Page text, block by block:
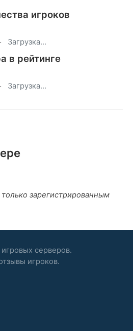
игроков
Загрузка...
в рейтинге
Загрузка...
зарегистрированным
серверов.
игроков.